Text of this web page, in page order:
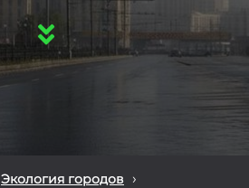
Экология городов ›